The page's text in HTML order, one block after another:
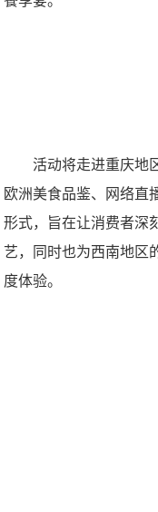
活动将走进重庆地区
欧洲美食品鉴、网络直
形式，旨在让消费者深
艺，同时也为西南地区
度体验。